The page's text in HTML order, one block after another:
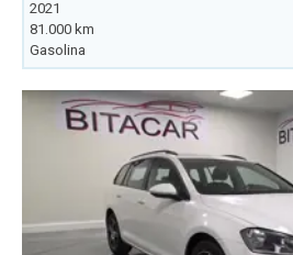
2021
81.000 km
Gasolina